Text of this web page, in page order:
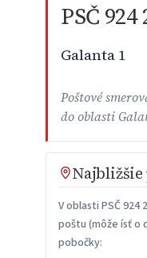
PSČ 924
Galanta 1
Poštové
do oblasti
V oblasti PSČ
poštu (môže ísť o
pobočky: